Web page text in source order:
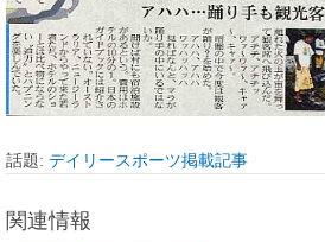
話題: デイリースポーツ掲載記事
関連情報